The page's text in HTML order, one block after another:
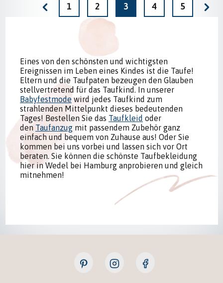
Seite
1 Seite
2 Seite
3 Seite
4 Seite
5
Eines von den schönsten und wichtigsten
Ereignissen im Leben eines Kindes ist die Taufe!
Eltern und die Taufpaten bezeugen den Glauben
stellvertretend für das Taufkind. In unserer
Babyfestmode wird jedes Taufkind zum
strahlenden Mittelpunkt dieses bedeutenden
Tages! Bestellen Sie das Taufkleid oder
den Taufanzug mit passendem Zubehör ganz
einfach und bequem von Zuhause aus! Oder Sie
kommen bei uns vorbei und lassen sich vor Ort
beraten. Sie können die schönste Taufbekleidung
hier in Wedel bei Hamburg anprobieren und gleich
mitnehmen!